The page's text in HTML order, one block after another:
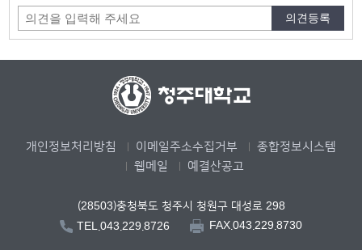
개인정보처리방침 이메일주소수집거부
종합정보시스템
웹메일
예결산공고
(28503)충청북도 청주시 청원구 대성로 298
TEL.043.229.8726
FAX.043.229.8730